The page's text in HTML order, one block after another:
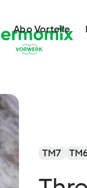
Abo Vorteile
TM7